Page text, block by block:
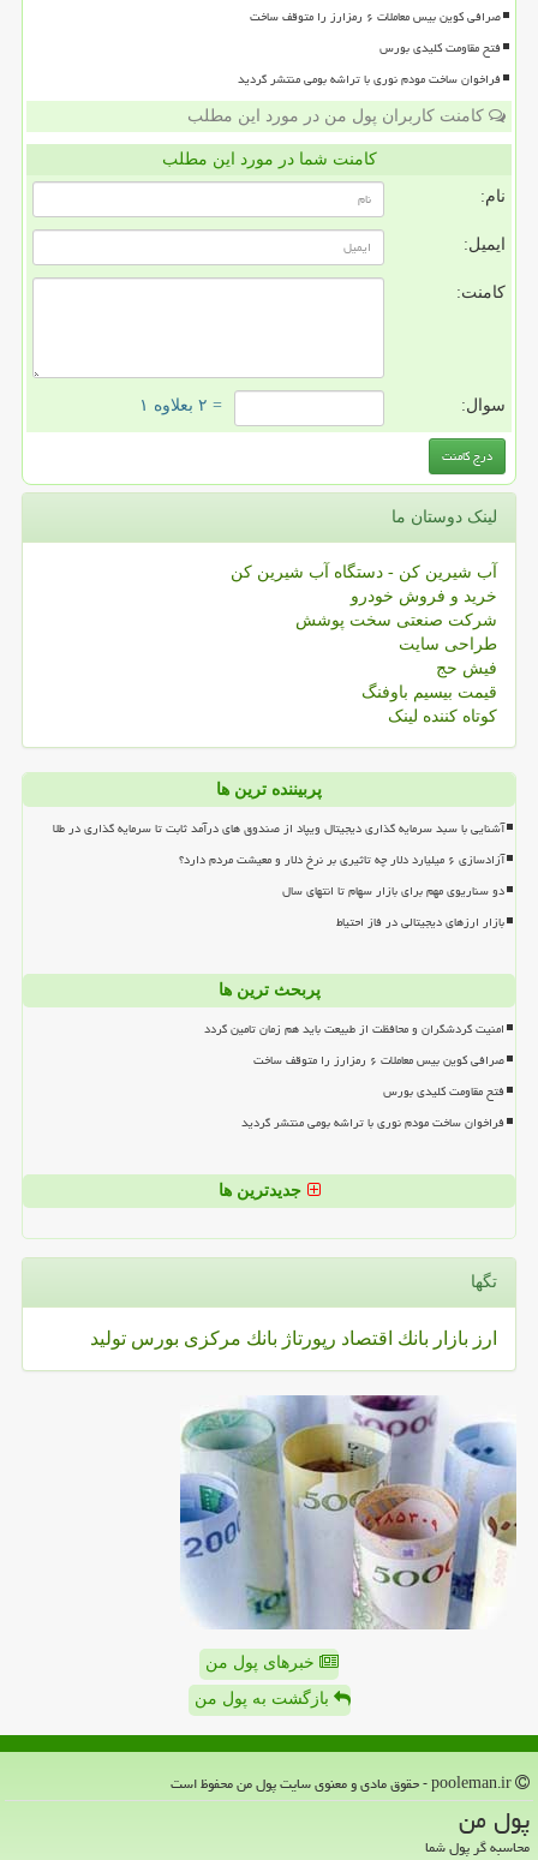
صرافی کوین بیس معاملات ۶ رمزارز را متوقف ساخت
فتح مقاومت کلیدی بورس
فراخوان ساخت مودم نوری با تراشه بومی منتشر گردید
کامنت کاربران پول من در مورد این مطلب
کامنت شما در مورد این مطلب
نام:
ایمیل:
کامنت:
سوال: = ۲ بعلاوه ۱
لینک دوستان ما
آب شیرین کن - دستگاه آب شیرین کن
خرید و فروش خودرو
شرکت صنعتی سخت پوشش
طراحی سایت
فیش حج
قیمت بیسیم باوفنگ
کوتاه کننده لینک
پربیننده ترین ها
آشنایی با سبد سرمایه گذاری دیجیتال ویپاد از صندوق های درآمد ثابت تا سرمایه گذاری در طلا
آزادسازی ۶ میلیارد دلار چه تاثیری بر نرخ دلار و معیشت مردم دارد؟
دو سناریوی مهم برای بازار سهام تا انتهای سال
بازار ارزهای دیجیتالی در فاز احتیاط
پربحث ترین ها
امنیت گردشگران و محافظت از طبیعت باید هم زمان تامین گردد
صرافی کوین بیس معاملات ۶ رمزارز را متوقف ساخت
فتح مقاومت کلیدی بورس
فراخوان ساخت مودم نوری با تراشه بومی منتشر گردید
جدیدترین ها
تگها
ارز بازار بانك اقتصاد رپورتاژ بانك مركزی بورس تولید
خبرهای پول من
بازگشت به پول من
پول من
محاسبه گر پول شما